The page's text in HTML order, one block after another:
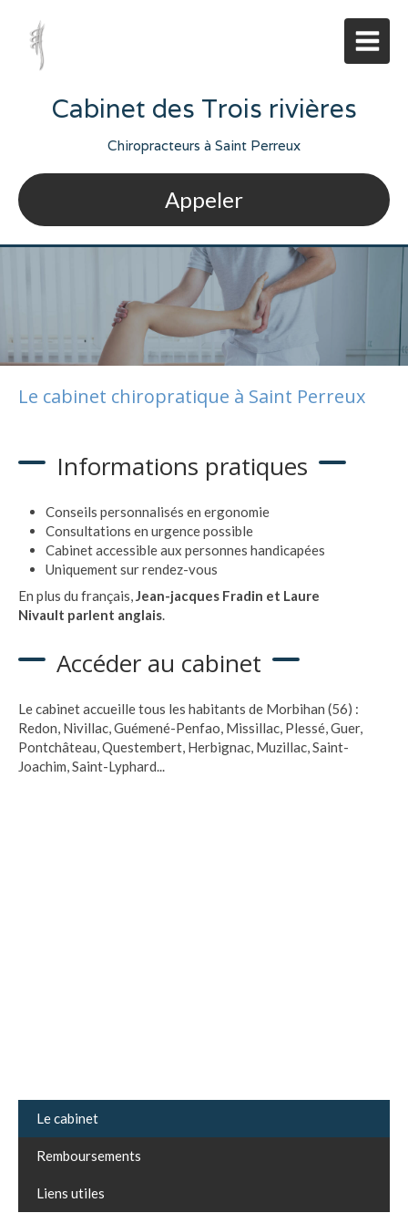
Cabinet des Trois rivières
Chiropracteurs à Saint Perreux
Appeler
Le cabinet chiropratique à Saint Perreux
Informations pratiques
Conseils personnalisés en ergonomie
Consultations en urgence possible
Cabinet accessible aux personnes handicapées
Uniquement sur rendez-vous
En plus du français,Jean-jacques Fradin et Laure
Nivault parlent anglais.
Accéder au cabinet
Le cabinet accueille tous les habitants de Morbihan (56) :
Redon, Nivillac, Guémené-Penfao, Missillac, Plessé, Guer,
Pontchâteau, Questembert, Herbignac, Muzillac, Saint-
Joachim, Saint-Lyphard...
Le cabinet
Remboursements
Liens utiles